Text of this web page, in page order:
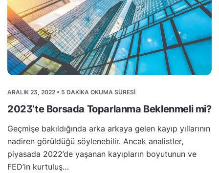
ARALIK 23, 2022 • 5 DAKIKA OKUMA SÜRESI
2023’te Borsada Toparlanma Beklenmeli mi?
Geçmişe bakıldığında arka arkaya gelen kayıp yıllarının
nadiren görüldüğü söylenebilir. Ancak analistler,
piyasada 2022’de yaşanan kayıpların boyutunun ve
FED’in kurtuluş…